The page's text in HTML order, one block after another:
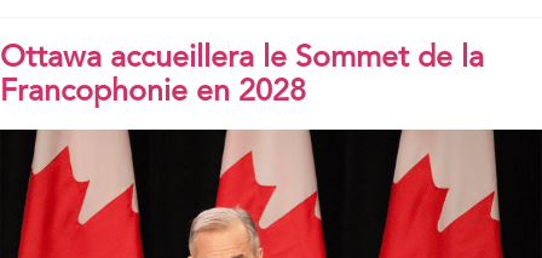
Ottawa accueillera le Sommet de la
Francophonie en 2028